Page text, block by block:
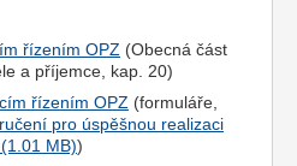
řízením OPZ (Obecná část
e a příjemce , kap. 20)
řízením OPZ (formuláře,
pro úspěšnou realizaci
)